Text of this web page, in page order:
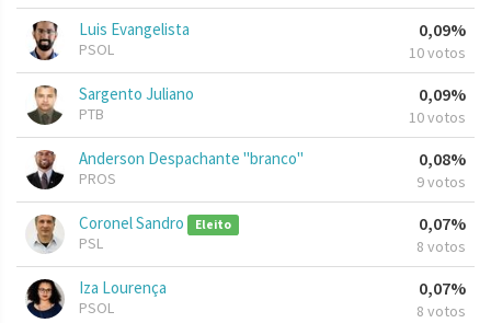
Luis Evangelista
PSOL
0,09%
10 votos
Sargento Juliano
PTB
0,09%
10 votos
Anderson Despachante "branco"
PROS
0,08%
9 votos
Coronel Sandro Eleito
PSL
0,07%
8 votos
Iza Lourença
PSOL
0,07%
8 votos